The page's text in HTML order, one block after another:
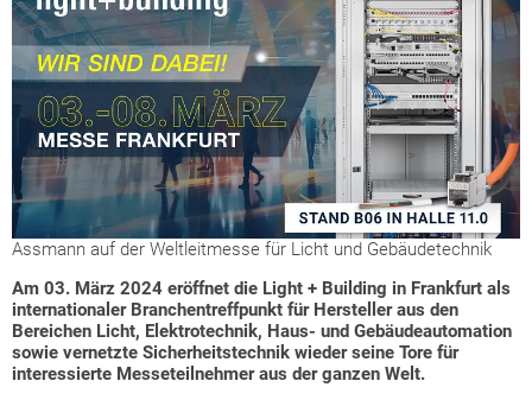
Assmann auf der Weltleitmesse für Licht und Gebäudetechnik
Am 03. März 2024 eröffnet die Light + Building in Frankfurt als
internationaler Branchentreffpunkt für Hersteller aus den
Bereichen Licht, Elektrotechnik, Haus- und Gebäudeautomation
sowie vernetzte Sicherheitstechnik wieder seine Tore für
interessierte Messeteilnehmer aus der ganzen Welt.